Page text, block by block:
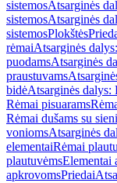
sistemosAtsarginės
sistemosAtsarginės
sistemosPlokštės
rėmaiAtsarginės
puodamsAtsarginės
praustuvams
bidėAtsarginės dalys:
Rėmai pisuarams
Rėmai dušams su
voniomsAtsarginės
elementaiRėmai
plautuvėmsElementai
apkrovomsPriedai